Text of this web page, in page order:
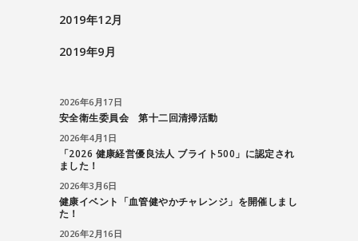
2019年12月
2019年9月
2026年6月17日
安全衛生委員会 第十二回清掃活動
2026年4月1日
「2026 健康経営優良法人 ブライト500」に認定され
ました！
2026年3月6日
健康イベント「血管健やかチャレンジ」を開催しまし
た！
2026年2月16日